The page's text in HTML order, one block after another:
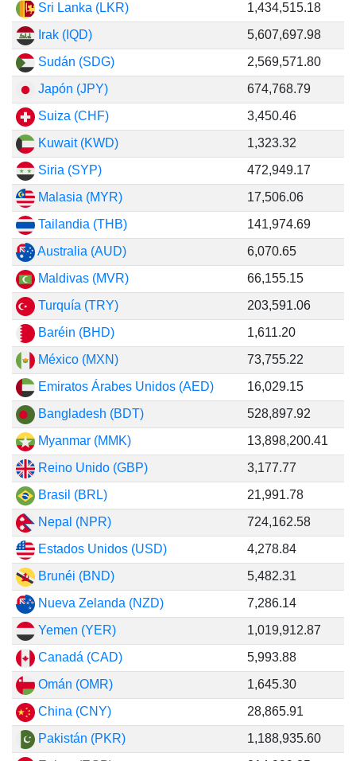
Sri Lanka (LKR)
1,434,515.18
Irak (IQD)
5,607,697.98
Sudán (SDG)
2,569,571.80
Japón (JPY)
674,768.79
Suiza (CHF)
3,450.46
Kuwait (KWD)
1,323.32
Siria (SYP)
472,949.17
Malasia (MYR)
17,506.06
Tailandia (THB)
141,974.69
Australia (AUD)
6,070.65
Maldivas (MVR)
66,155.15
Turquía (TRY)
203,591.06
Baréin (BHD)
1,611.20
México (MXN)
73,755.22
Emiratos Árabes Unidos (AED)
16,029.15
Bangladesh (BDT)
528,897.92
Myanmar (MMK)
13,898,200.41
Reino Unido (GBP)
3,177.77
Brasil (BRL)
21,991.78
Nepal (NPR)
724,162.58
Estados Unidos (USD)
4,278.84
Brunéi (BND)
5,482.31
Nueva Zelanda (NZD)
7,286.14
Yemen (YER)
1,019,912.87
Canadá (CAD)
5,993.88
Omán (OMR)
1,645.30
China (CNY)
28,865.91
Pakistán (PKR)
1,188,935.60